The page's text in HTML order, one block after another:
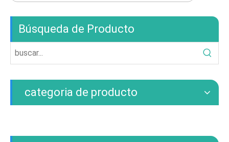
Búsqueda de Producto
categoria de producto